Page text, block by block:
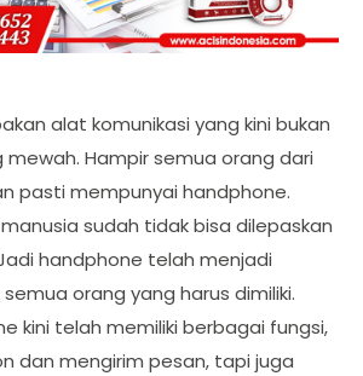
alat komunikasi yang kini bukan
Hampir semua orang dari
pasti mempunyai handphone.
sudah tidak bisa dilepaskan
handphone telah menjadi
orang yang harus dimiliki.
kini telah memiliki berbagai fungsi,
dan mengirim pesan, tapi juga